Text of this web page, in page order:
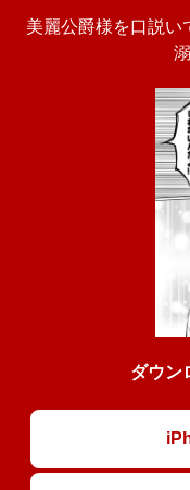
美麗公爵様を口説い
ダウン